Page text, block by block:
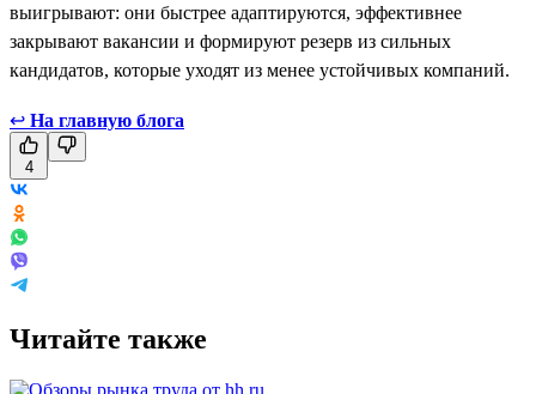
выигрывают: они быстрее адаптируются, эффективнее
закрывают вакансии и формируют резерв из сильных
кандидатов, которые уходят из менее устойчивых компаний.
↩ На главную блога
4
Читайте также